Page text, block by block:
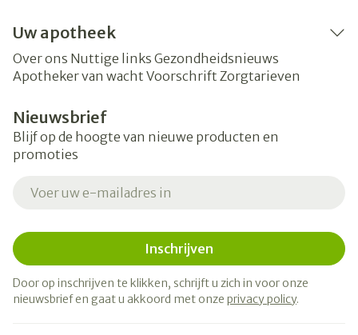
Uw apotheek
Over ons Nuttige links Gezondheidsnieuws
Apotheker van wacht Voorschrift Zorgtarieven
Nieuwsbrief
Blijf op de hoogte van nieuwe producten en
promoties
Inschrijven
Door op inschrijven te klikken, schrijft u zich in voor onze
nieuwsbrief en gaat u akkoord met onze privacy policy.